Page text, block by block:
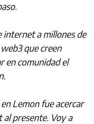
internet a millones de
que creen
en comunidad el
Lemon fue acercar
presente. Voy a